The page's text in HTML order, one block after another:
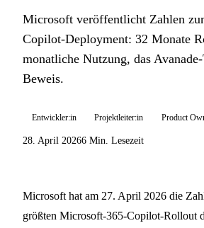
Microsoft veröffentlicht Zahlen
Copilot-Deployment: 32 Monate
monatliche Nutzung, das
Beweis.
Entwickler:in Projektleiter:in Product
28. April 20266 Min. Lesezeit
Microsoft hat am 27. April 2026 die
größten Microsoft-365-Copilot-Rollout